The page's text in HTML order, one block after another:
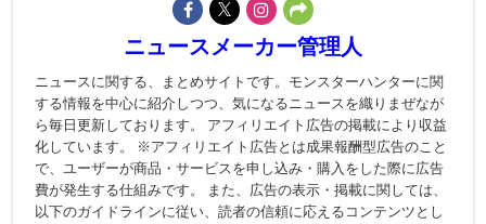
ニュースメーカー管理人
ニュースに関する、まとめサイトです。モンスターハンターに関
する情報を中心に紹介しつつ、気になるニュースを織りまぜなが
ら毎日更新しております。 アフィリエイト広告の掲載により収益
化しています。 ※アフィリエイト広告とは成果報酬型広告のこと
で、ユーザーが商品・サービスを申し込み・購入をした際に広告
費が発生する仕組みです。 また、広告の表示・掲載に関しては、
以下のガイドラインに従い、読者の信頼に応えるコンテンツとし